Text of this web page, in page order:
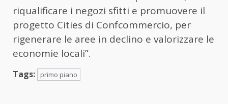
riqualificare i negozi sfitti e promuovere il
progetto Cities di Confcommercio, per
rigenerare le aree in declino e valorizzare le
economie locali”.
Tags: primo piano